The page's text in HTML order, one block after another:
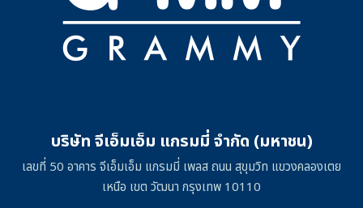
บริษัท จีเอ็มเอ็ม แกรมมี่ จำกัด (มหาชน)
เลขที่ 50 อาคาร จีเอ็มเอ็ม แกรมมี่ เพลส ถนน สุขุมวิท แขวงคลองเตย
เหนือ เขต วัฒนา กรุงเทพ 10110